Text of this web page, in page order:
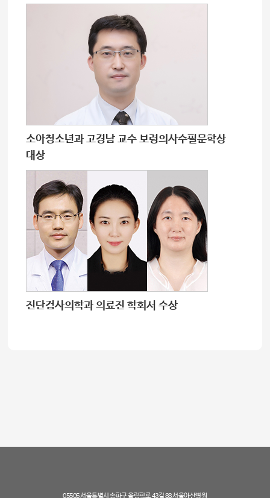
소아청소년과 고경남 교수 보령의사수필문학상
대상
진단검사의학과 의료진 학회서 수상
05505 서울특별시 송파구 올림픽로 43길 88 서울아산병원